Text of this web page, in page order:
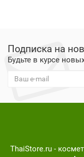
Подписка на
Будьте в курсе
ThaiStore.ru -